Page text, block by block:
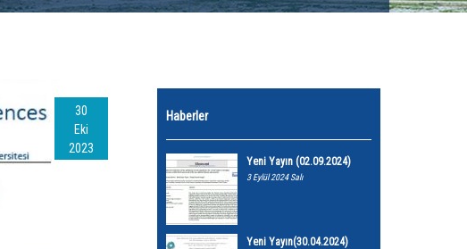
30
Eki
2023
Haberler
Yeni Yayın (02.09.2024)
3 Eylül 2024 Salı
Yeni Yayın(30.04.2024)